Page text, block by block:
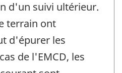
d'un suivi ultérieur.
terrain ont
d'épurer les
de l'EMCD, les